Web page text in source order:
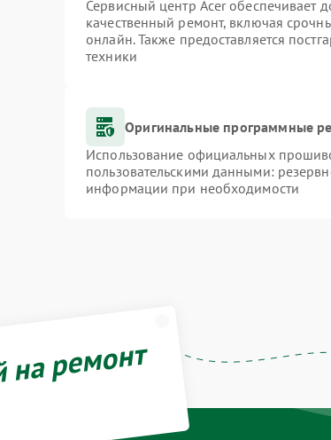
Сервисный центр Acer обеспечивает
качественный ремонт, включая
онлайн. Также предоставляется
техники
Оригинальные программные
Использование официальных
пользовательскими данными:
информации при необходимости
ремонт